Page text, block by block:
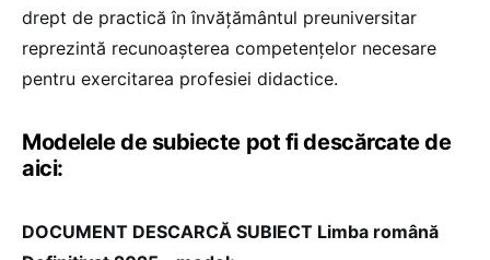
drept de practică în învățământul preuniversitar
reprezintă recunoașterea competențelor necesare
pentru exercitarea profesiei didactice.
Modelele de subiecte pot fi descărcate de
aici:
DOCUMENT DESCARCĂ SUBIECT Limba română